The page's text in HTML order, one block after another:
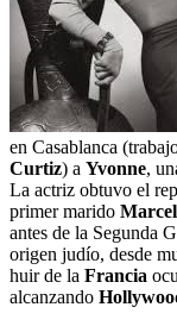
en Casablanca
Curtiz) a Yvonne,
La actriz obtuvo el
primer marido
antes de la Segunda
origen judío, desde
huir de la Francia
alcanzando